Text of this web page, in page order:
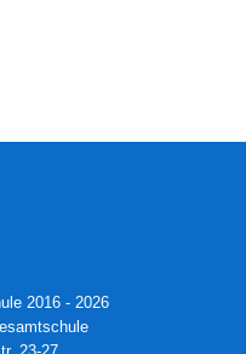
2016 - 2026